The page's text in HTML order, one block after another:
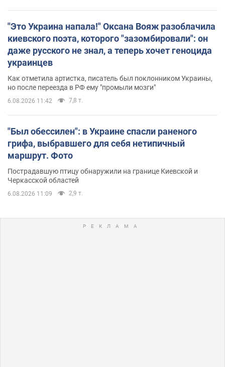
"Это Украина напала!" Оксана Вояж разоблачила
киевского поэта, которого "зазомбировали": он
даже русского не знал, а теперь хочет геноцида
украинцев
Как отметила артистка, писатель был поклонником Украины,
но после переезда в РФ ему "промыли мозги"
6.08.2026 11:42 7,8 т.
"Был обессилен": в Украине спасли раненого
грифа, выбравшего для себя нетипичный
маршрут. Фото
Пострадавшую птицу обнаружили на границе Киевской и
Черкасской областей
6.08.2026 11:09 2,9 т.